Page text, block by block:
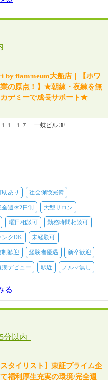
by flammeum大船店｜【ホワ
の原点！】★朝練・夜練を無
カデミーで成長サポート★
１１−１７ 一蝶ビル 3F
あり 社会保険完備
全週休2日制 大型サロン
曜日相談可 勤務時間相談可
ンクOK 未経験可
制歓迎 経験者優遇 新卒歓迎
期デビュー 駅近 ノルマ無し
分以内
スタイリスト】東証プライム企
福利厚生充実の環境/完全週